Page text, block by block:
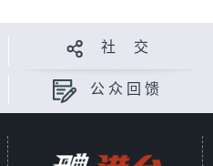
社 交
公众回馈